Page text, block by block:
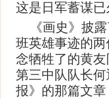
这是日军蓄谋
《画史》披露
班英雄事迹的
念牺牲了的黄
第三中队队长
报》的那篇文